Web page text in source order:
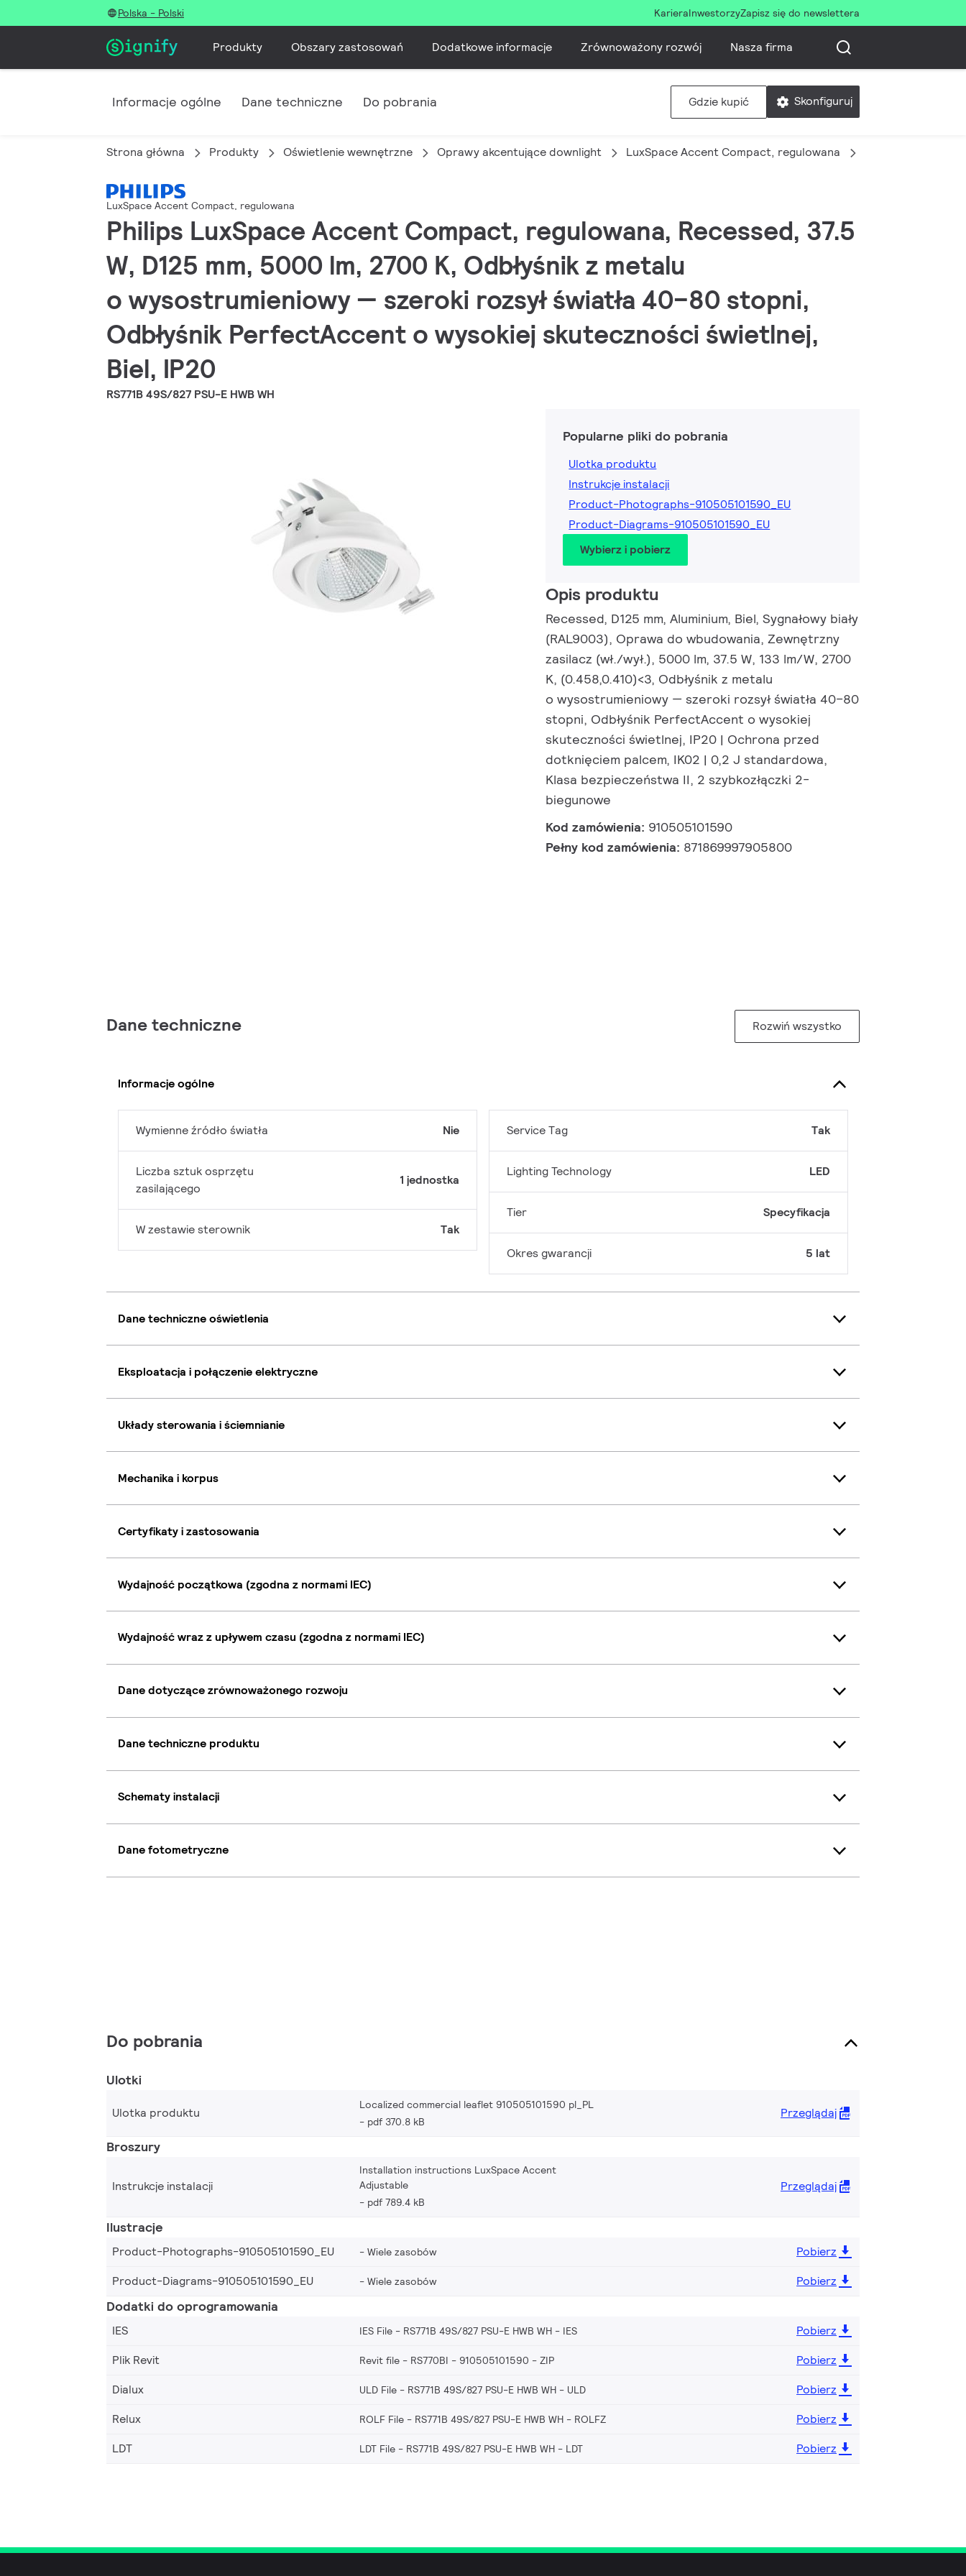
Polska - Polski KarieraInwestorzyZapisz się do newslettera
Produkty Obszary zastosowań Dodatkowe informacje Zrównoważony rozwój Nasza firma
Informacje ogólne Dane techniczne Do pobrania Gdzie kupić Skonfiguruj
Strona główna Produkty Oświetlenie wewnętrzne Oprawy akcentujące downlight LuxSpace Accent Compact, regulowana
LuxSpace Accent Compact, regulowana
Philips LuxSpace Accent Compact, regulowana, Recessed, 37.5
W, D125 mm, 5000 lm, 2700 K, Odbłyśnik z metalu
o wysostrumieniowy — szeroki rozsył światła 40–80 stopni,
Odbłyśnik PerfectAccent o wysokiej skuteczności świetlnej,
Biel, IP20
RS771B 49S/827 PSU-E HWB WH
Popularne pliki do pobrania
Ulotka produktu
Instrukcje instalacji
Product-Photographs-910505101590_EU
Product-Diagrams-910505101590_EU
Wybierz i pobierz
Opis produktu
Recessed, D125 mm, Aluminium, Biel, Sygnałowy biały
(RAL9003), Oprawa do wbudowania, Zewnętrzny
zasilacz (wł./wył.), 5000 lm, 37.5 W, 133 lm/W, 2700
K, (0.458,0.410)<3, Odbłyśnik z metalu
o wysostrumieniowy — szeroki rozsył światła 40–80
stopni, Odbłyśnik PerfectAccent o wysokiej
skuteczności świetlnej, IP20 | Ochrona przed
dotknięciem palcem, IK02 | 0,2 J standardowa,
Klasa bezpieczeństwa II, 2 szybkozłączki 2-
biegunowe
Kod zamówienia: 910505101590
Pełny kod zamówienia: 871869997905800
Dane techniczne Rozwiń wszystko
Informacje ogólne
Wymienne źródło światła Nie
Liczba sztuk osprzętu
zasilającego
1 jednostka
W zestawie sterownik Tak
Service Tag Tak
Lighting Technology LED
Tier Specyfikacja
Okres gwarancji 5 lat
Dane techniczne oświetlenia
Eksploatacja i połączenie elektryczne
Układy sterowania i ściemnianie
Mechanika i korpus
Certyfikaty i zastosowania
Wydajność początkowa (zgodna z normami IEC)
Wydajność wraz z upływem czasu (zgodna z normami IEC)
Dane dotyczące zrównoważonego rozwoju
Dane techniczne produktu
Schematy instalacji
Dane fotometryczne
Do pobrania
Ulotki
Ulotka produktu
Localized commercial leaflet 910505101590 pl_PL
pdf 370.8 kB
Przeglądaj
Broszury
Instrukcje instalacji
Installation instructions LuxSpace Accent
Adjustable
pdf 789.4 kB
Przeglądaj
Ilustracje
Product-Photographs-910505101590_EU Wiele zasobów
Pobierz
Product-Diagrams-910505101590_EU
Wiele zasobów Pobierz
Dodatki do oprogramowania
IES IES File - RS771B 49S/827 PSU-E HWB WH IES
Pobierz
Plik Revit
Revit file - RS770BI - 910505101590 ZIP
Pobierz
Dialux
ULD File - RS771B 49S/827 PSU-E HWB WH ULD
Pobierz
Relux
ROLF File - RS771B 49S/827 PSU-E HWB WH ROLFZ
Pobierz
LDT
LDT File - RS771B 49S/827 PSU-E HWB WH LDT Pobierz